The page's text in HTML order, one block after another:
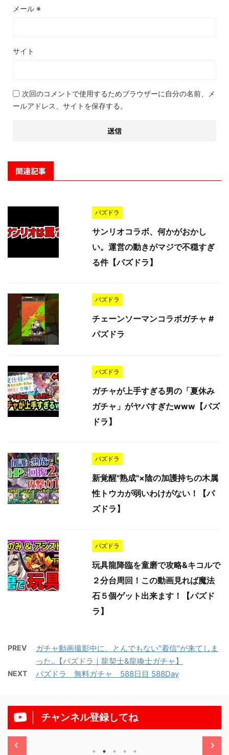
メール ※
サイト
次回のコメントで使用するためブラウザーに自分の名前、メ
ールアドレス、サイトを保存する。
関連記事
パズドラ
サンリオコラボ、何かがおかし
い。運営の動きがマジで不穏すぎ
る件【パズドラ】
パズドラ
チェーンソーマンコラボガチャ #
パズドラ
パズドラ
ガチャが上手すぎる男の「夏休み
ガチャ」がヤバすぎたwww【パズ
ドラ】
パズドラ
新覚醒"熟成"×陰の加護持ちの木属
性トウカが弱いわけがない！【パ
ズドラ】
パズドラ
玩具龍降臨を童磨で攻略&キコルで
２分台周回！この動画見れば魔法
石５個ゲット出来ます！【パズド
ラ】
PREV
ガチャ動画撮影中に、とんでもない"着信"が来てしま
った..【パズドラ｜龍契士&龍喚士ガチャ】
NEXT パズドラ 無料ガチャ 588日目 588Day
チャンネル登録してね
11/13